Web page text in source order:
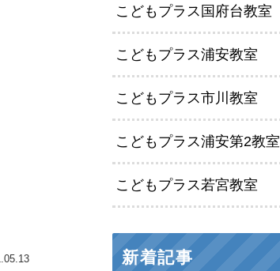
こどもプラス国府台教室
こどもプラス浦安教室
こどもプラス市川教室
こどもプラス浦安第2教室
こどもプラス若宮教室
新着記事